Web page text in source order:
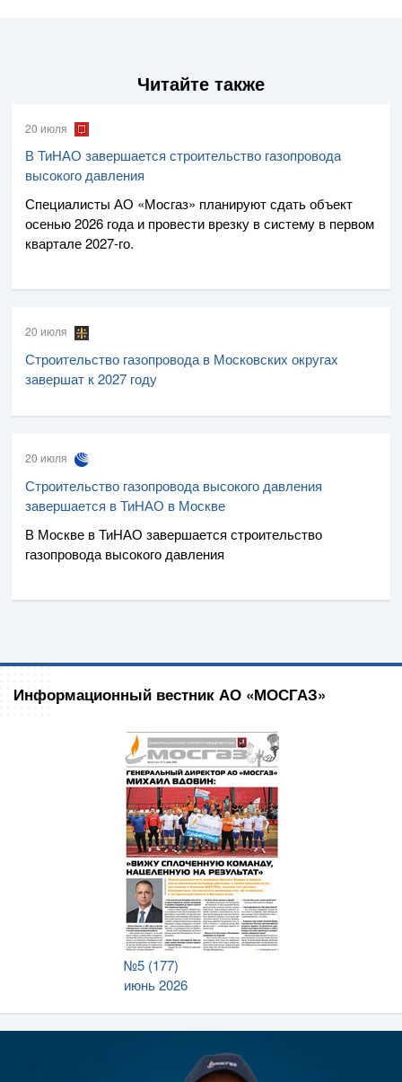
Читайте также
20 июля
В ТиНАО завершается строительство газопровода
высокого давления
Специалисты АО «Мосгаз» планируют сдать объект
осенью 2026 года и провести врезку в систему в первом
квартале2027-го.
20 июля
Строительство газопровода в Московских округах
завершат к 2027 году
20 июля
Строительство газопровода высокого давления
завершается в ТиНАО в Москве
В Москве в ТиНАО завершается строительство
газопровода высокого давления
Информационный вестник АО «МОСГАЗ»
№5 (177)
июнь 2026